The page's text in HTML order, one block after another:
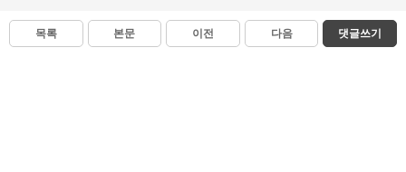
목록 본문 이전 다음 댓글쓰기